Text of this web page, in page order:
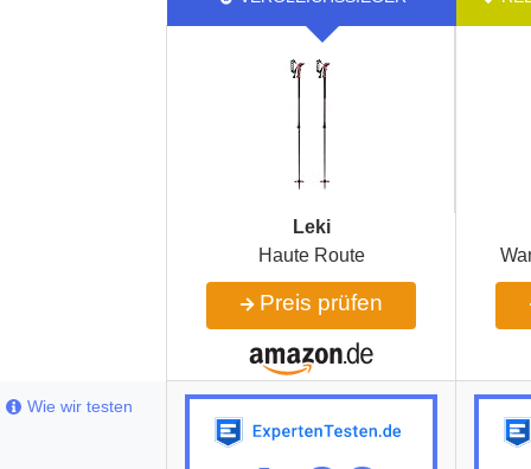
Leki
Haute Route
Preis prüfen
Wie wir testen